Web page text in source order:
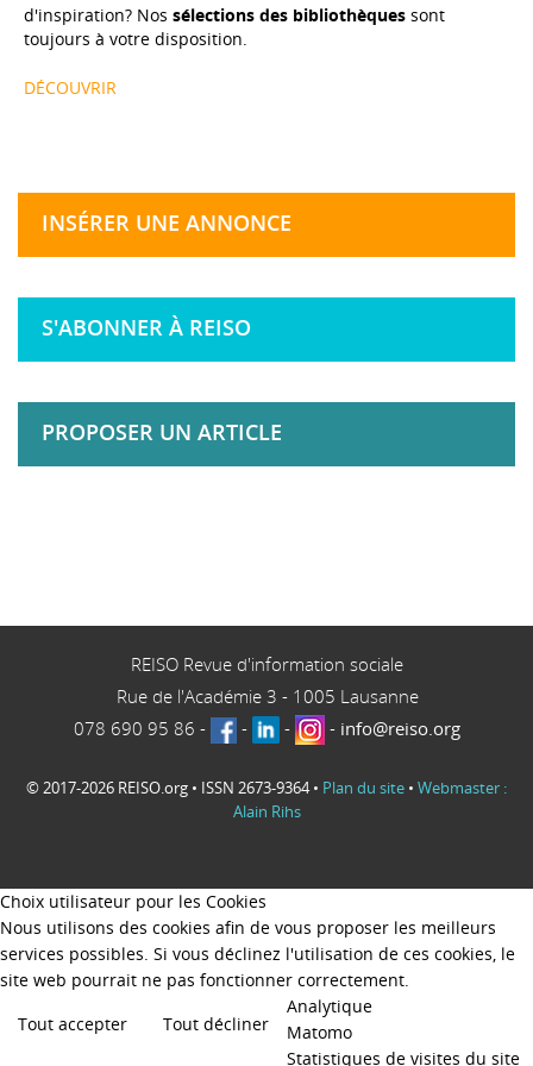
d'inspiration? Nos sélections des bibliothèques sont
toujours à votre disposition.
DÉCOUVRIR
INSÉRER UNE ANNONCE
S'ABONNER À REISO
PROPOSER UN ARTICLE
REISO Revue d'information sociale
Rue de l'Académie 3 - 1005 Lausanne
078 690 95 86 - - - - info@reiso.org
© 2017-2026 REISO.org • ISSN 2673-9364 • Plan du site • Webmaster :
Alain Rihs
Choix utilisateur pour les Cookies
Nous utilisons des cookies afin de vous proposer les meilleurs
services possibles. Si vous déclinez l'utilisation de ces cookies, le
site web pourrait ne pas fonctionner correctement.
Tout accepter
Tout décliner
Analytique
Matomo
Statistiques de visites du site